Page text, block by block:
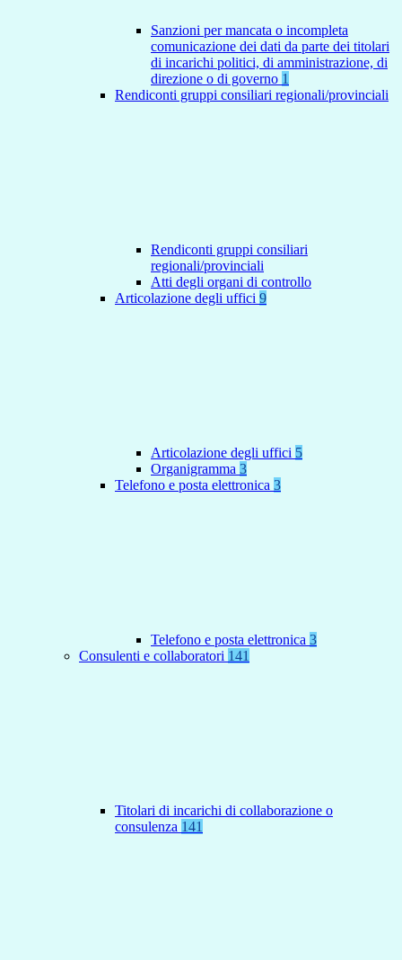
Sanzioni per mancata o incompleta
comunicazione dei dati da parte dei titolari
di incarichi politici, di amministrazione, di
direzione o di governo 1
Rendiconti gruppi consiliari regionali/provinciali
Rendiconti gruppi consiliari
regionali/provinciali
Atti degli organi di controllo
Articolazione degli uffici 9
Articolazione degli uffici 5
Organigramma 3
Telefono e posta elettronica 3
Telefono e posta elettronica 3
Consulenti e collaboratori 141
Titolari di incarichi di collaborazione o
consulenza 141